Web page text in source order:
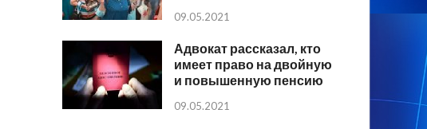
09.05.2021
Адвокат рассказал, кто
имеет право на двойную
и повышенную пенсию
09.05.2021